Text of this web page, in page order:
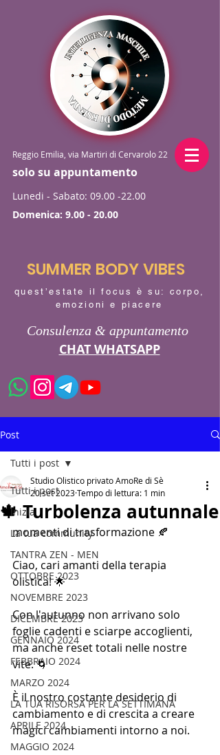
Lunedi - Sabato: 09.00 -22.00
Domenica: 9.00 - 20.00
Reggio Emilia, via Martiri di Cervarolo 22
solo su appuntamento
SUMMER BODY VIBES
quest’estate il focus è su: corpo,
emozioni e piacere
Consulenza & appuntamento
CHAT WHATSAPP
Post
Tutti i post
Inizia
La tua community
TANTRA ZEN - MEN
OTTOBRE 2023
NOVEMBRE 2023
DICEMBRE 2023
GENNAIO 2024
FEBBRAIO 2024
MARZO 2024
LA TUA RISORSA PER LA SETTIMANA
APRILE 2024
MAGGIO 2024
Tutti i post
🍁 Turbolenza autunnale
Studio Olistico privato AmoRe di Sè
20 set 2023Tempo di lettura: 1 min
momenti di trasformazione 🍂
Ciao, cari amanti della terapia
olistica! 🌟
Con l'autunno non arrivano solo
foglie cadenti e sciarpe accoglienti,
ma anche reset totali nelle nostre
vite. 🌀
È il nostro costante desiderio di
cambiamento e di crescita a creare
magici cambiamenti intorno a noi.